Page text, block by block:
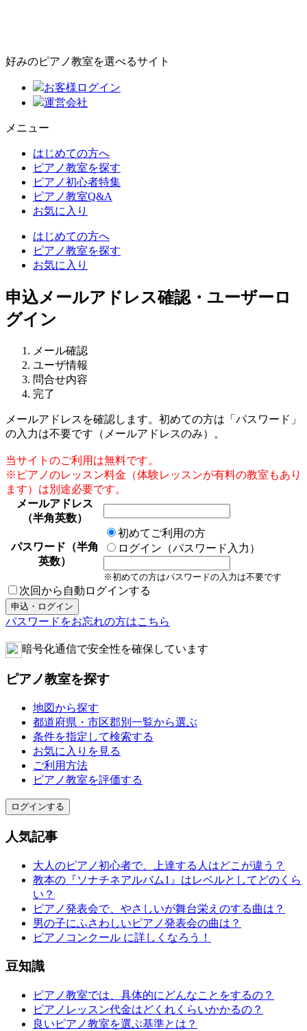
好みのピアノ教室を選べるサイト
お客様ログイン
運営会社
メニュー
はじめての方へ
ピアノ教室を探す
ピアノ初心者特集
ピアノ教室Q&A
お気に入り
はじめての方へ
ピアノ教室を探す
お気に入り
申込メールアドレス確認・ユーザーロ
グイン
メール確認
ユーザ情報
問合せ内容
完了
メールアドレスを確認します。初めての方は「パスワード」
の入力は不要です（メールアドレスのみ）。
当サイトのご利用は無料です。
※ピアノのレッスン料金（体験レッスンが有料の教室もあり
ます）は別途必要です。
メールアドレス
（半角英数）
パスワード（半角
英数）
初めてご利用の方
ログイン（パスワード入力）
※初めての方はパスワードの入力は不要です
次回から自動ログインする
パスワードをお忘れの方はこちら
暗号化通信で安全性を確保しています
ピアノ教室を探す
地図から探す
都道府県・市区郡別一覧から選ぶ
条件を指定して検索する
お気に入りを見る
ご利用方法
ピアノ教室を評価する
ログインする
人気記事
大人のピアノ初心者で、上達する人はどこが違う？
教本の『ソナチネアルバム1』はレベルとしてどのくら
い？
ピアノ発表会で、やさしいが舞台栄えのする曲は？
男の子にふさわしいピアノ発表会の曲は？
ピアノコンクール に詳しくなろう！
豆知識
ピアノ教室では、具体的にどんなことをするの？
ピアノレッスン代金はどくれくらいかかるの？
良いピアノ教室を選ぶ基準とは？